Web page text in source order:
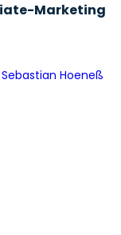
Marketing